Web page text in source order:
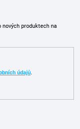
produktech na
údajů.